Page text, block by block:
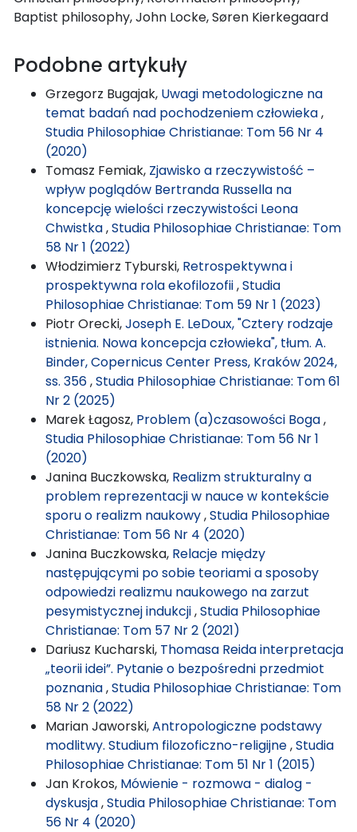
Baptist philosophy, John Locke, Søren Kierkegaard
Podobne artykuły
Grzegorz Bugajak, Uwagi metodologiczne na
temat badań nad pochodzeniem człowieka,
Studia Philosophiae Christianae: Tom 56 Nr 4
(2020)
Tomasz Femiak, Zjawisko a rzeczywistość –
wpływ poglądów Bertranda Russella na
koncepcję wielości rzeczywistości Leona
Chwistka,Studia Philosophiae Christianae: Tom
58 Nr 1 (2022)
Włodzimierz Tyburski, Retrospektywna i
prospektywna rola ekofilozofii,Studia
Philosophiae Christianae: Tom 59 Nr 1 (2023)
Piotr Orecki,Joseph E. LeDoux, "Cztery rodzaje
istnienia. Nowa koncepcja człowieka", tłum. A.
Binder, Copernicus Center Press, Kraków 2024,
ss. 356,Studia Philosophiae Christianae: Tom 61
Nr 2 (2025)
Marek Łagosz, Problem (a)czasowości Boga,
Studia Philosophiae Christianae: Tom 56 Nr 1
(2020)
Janina Buczkowska, Realizm strukturalny a
problem reprezentacji w nauce w kontekście
sporu o realizm naukowy,Studia Philosophiae
Christianae: Tom 56 Nr 4 (2020)
Janina Buczkowska, Relacje między
następującymi po sobie teoriami a sposoby
odpowiedzi realizmu naukowego na zarzut
pesymistycznej indukcji,Studia Philosophiae
Christianae: Tom 57 Nr 2 (2021)
Dariusz Kucharski, Thomasa Reida interpretacja
„teorii idei”. Pytanie o bezpośredni przedmiot
poznania,Studia Philosophiae Christianae: Tom
58 Nr 2 (2022)
Marian Jaworski,Antropologiczne podstawy
modlitwy. Studium filozoficzno-religijne,Studia
Philosophiae Christianae: Tom 51 Nr 1 (2015)
Jan Krokos, Mówienie - rozmowa - dialog -
dyskusja,Studia Philosophiae Christianae: Tom
56 Nr 4 (2020)